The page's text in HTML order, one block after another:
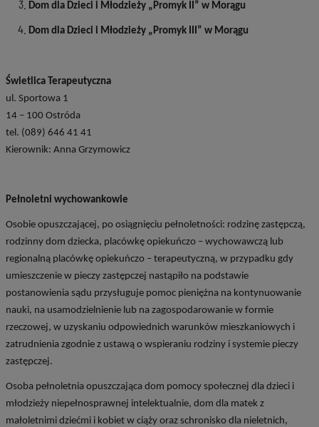
Dom dla Dzieci i Młodzieży „Promyk II” w Morągu
Dom dla Dzieci i Młodzieży „Promyk III” w Morągu
Świetlica Terapeutyczna
ul. Sportowa 1
14 – 100 Ostróda
tel. (089) 646 41 41
Kierownik: Anna Grzymowicz
Pełnoletni wychowankowie
Osobie opuszczającej, po osiągnięciu pełnoletności: rodzinę zastępczą,
rodzinny dom dziecka, placówkę opiekuńczo – wychowawczą lub
regionalną placówkę opiekuńczo – terapeutyczną, w przypadku gdy
umieszczenie w pieczy zastępczej nastąpiło na podstawie
postanowienia sądu przysługuje pomoc pieniężna na kontynuowanie
nauki, na usamodzielnienie lub na zagospodarowanie w formie
rzeczowej, w uzyskaniu odpowiednich warunków mieszkaniowych i
zatrudnienia zgodnie z ustawą o wspieraniu rodziny i systemie pieczy
zastępczej.
Osoba pełnoletnia opuszczająca dom pomocy społecznej dla dzieci i
młodzieży niepełnosprawnej intelektualnie, dom dla matek z
małoletnimi dziećmi i kobiet w ciąży oraz schronisko dla nieletnich,